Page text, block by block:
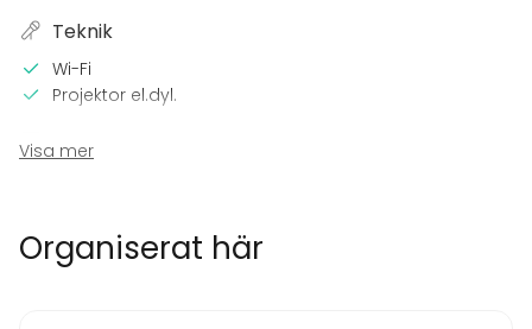
Teknik
Wi-Fi
Projektor el.dyl.
Utrustning
Fest
Visa mer
Organiserat här